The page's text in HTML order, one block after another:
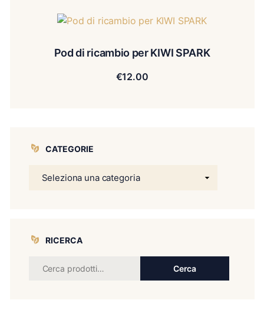
Pod di ricambio per KIWI SPARK
€12.00
CATEGORIE
RICERCA
Cerca